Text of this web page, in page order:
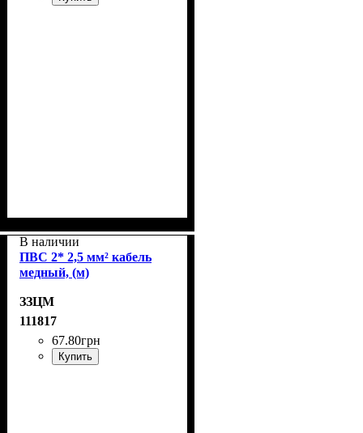
В наличии
ПВС 2* 2,5 мм² кабель
медный, (м)
ЗЗЦМ
111817
67.80грн
Купить